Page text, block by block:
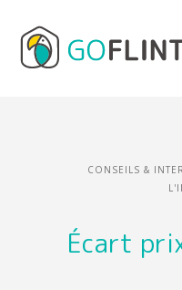
CONSEILS &
Écart